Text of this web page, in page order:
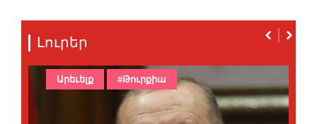
Լուրեր
Արեւելք #Թուրքիա